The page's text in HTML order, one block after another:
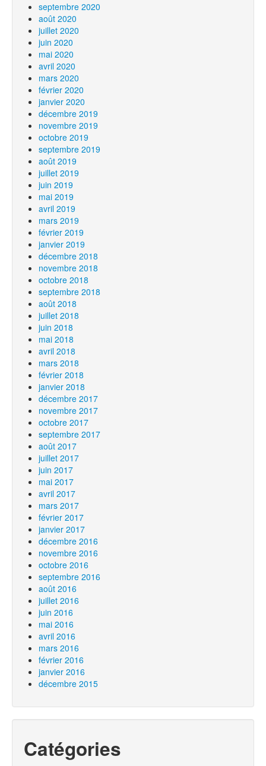
septembre 2020
août 2020
juillet 2020
juin 2020
mai 2020
avril 2020
mars 2020
février 2020
janvier 2020
décembre 2019
novembre 2019
octobre 2019
septembre 2019
août 2019
juillet 2019
juin 2019
mai 2019
avril 2019
mars 2019
février 2019
janvier 2019
décembre 2018
novembre 2018
octobre 2018
septembre 2018
août 2018
juillet 2018
juin 2018
mai 2018
avril 2018
mars 2018
février 2018
janvier 2018
décembre 2017
novembre 2017
octobre 2017
septembre 2017
août 2017
juillet 2017
juin 2017
mai 2017
avril 2017
mars 2017
février 2017
janvier 2017
décembre 2016
novembre 2016
octobre 2016
septembre 2016
août 2016
juillet 2016
juin 2016
mai 2016
avril 2016
mars 2016
février 2016
janvier 2016
décembre 2015
Catégories